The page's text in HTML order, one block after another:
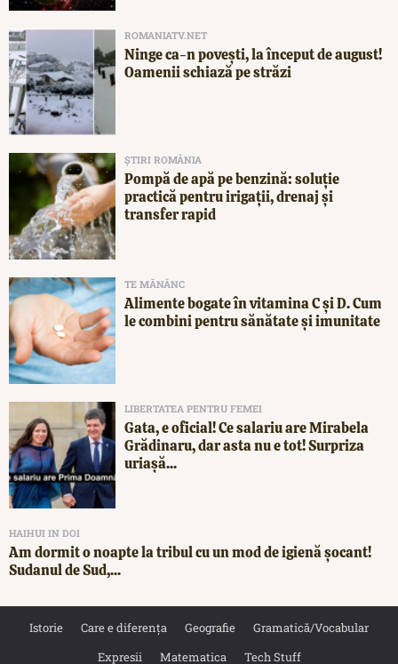
ROMANIATV.NET
Ninge ca-n povești, la început de august!
Oamenii schiază pe străzi
ȘTIRI ROMÂNIA
Pompă de apă pe benzină: soluție
practică pentru irigații, drenaj și
transfer rapid
TE MĂNÂNC
Alimente bogate în vitamina C și D. Cum
le combini pentru sănătate și imunitate
LIBERTATEA PENTRU FEMEI
Gata, e oficial! Ce salariu are Mirabela
Grădinaru, dar asta nu e tot! Surpriza
uriașă...
HAIHUI IN DOI
Am dormit o noapte la tribul cu un mod de igienă șocant!
Sudanul de Sud,...
Istorie Care e diferența Geografie
Gramatică/Vocabular
Expresii
Matematica Tech Stuff